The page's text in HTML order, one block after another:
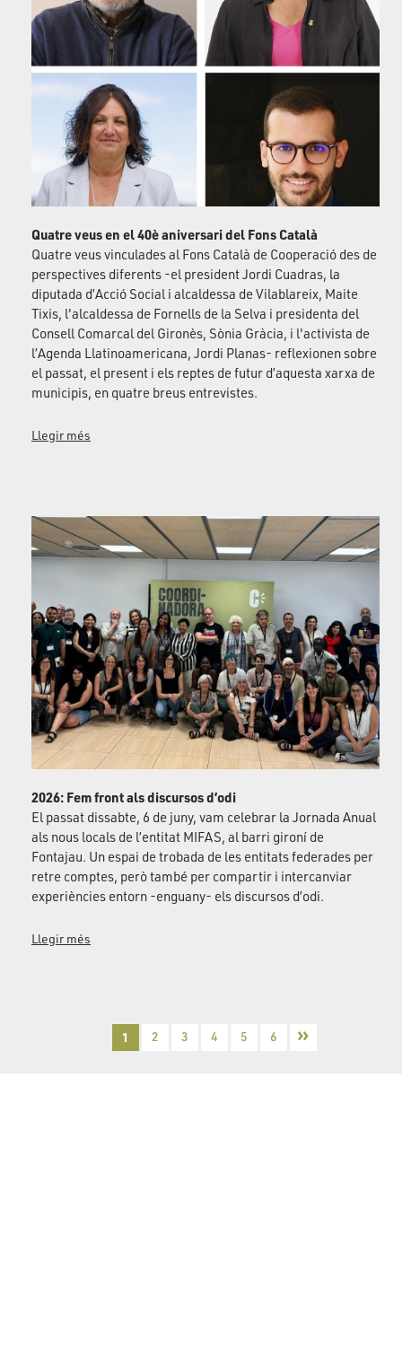
Quatre veus en el 40è aniversari del Fons Català
Quatre veus vinculades al Fons Català de Cooperació des de
perspectives diferents -el president Jordi Cuadras, la
diputada d’Acció Social i alcaldessa de Vilablareix, Maite
Tixis, l'alcaldessa de Fornells de la Selva i presidenta del
Consell Comarcal del Gironès, Sònia Gràcia, i l'activista de
l’Agenda Llatinoamericana, Jordi Planas- reflexionen sobre
el passat, el present i els reptes de futur d’aquesta xarxa de
municipis, en quatre breus entrevistes.
Llegir més
2026: Fem front als discursos d’odi
El passat dissabte, 6 de juny, vam celebrar la Jornada Anual
als nous locals de l’entitat MIFAS, al barri gironí de
Fontajau. Un espai de trobada de les entitats federades per
retre comptes, però també per compartir i intercanviar
experiències entorn -enguany- els discursos d’odi.
Llegir més
1 2 3 4 5 6 »